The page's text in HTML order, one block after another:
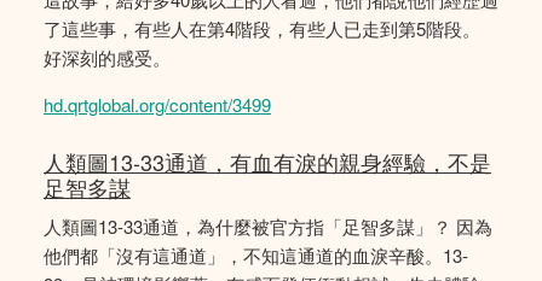
了這些事，有些人在第4階段，有些人已走到第5階段。
好深刻的感受。
hd.qrtglobal.org/content/3499
人類圖13-33通道，有血有淚的親身經驗，不是
足智多謀
人類圖13-33通道，為什麼被官方指「足智多謀」？ 因為
他們都「沒有這通道」，不知這通道的血淚辛酸。13-